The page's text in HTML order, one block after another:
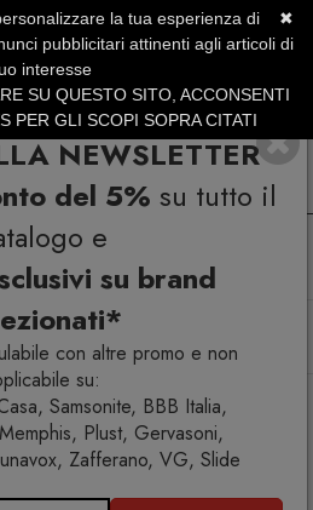
NEWSLETTER
del 5% su tutto il
e
su brand
con altre promo e non
su:
Samsonite, BBB Italia,
Plust, Gervasoni,
Zafferano, VG, Slide
+39.0773.470.562
| Fino al 40% di Sconto
interno
tondo Ø35 H35
✖
la tua esperienza di
pubblicitari attinenti agli articoli di
interesse
SU QUESTO SITO, ACCONSENTI
PER GLI SCOPI SOPRA CITATI